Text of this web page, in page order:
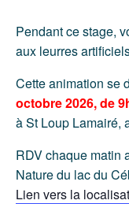
Pendant ce stage,
aux leurres
Cette animation se
octobre 2026, de
à St Loup Lamairé,
RDV chaque matin
Nature du lac du
Lien vers la